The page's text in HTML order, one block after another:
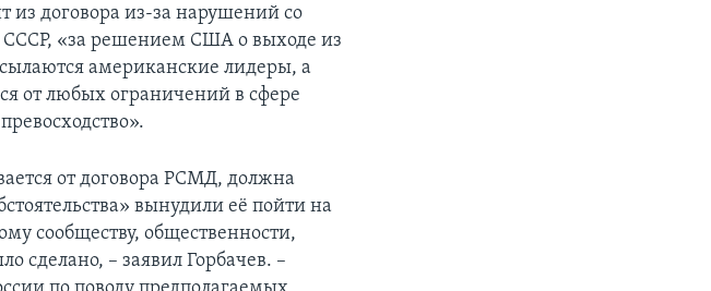
из договора из-за нарушений со
СССР, «за решением США о выходе из
американские лидеры, а
от любых ограничений в сфере
от договора РСМД, должна
вынудили её пойти на
сообществу, общественности,
сделано, – заявил Горбачев. –